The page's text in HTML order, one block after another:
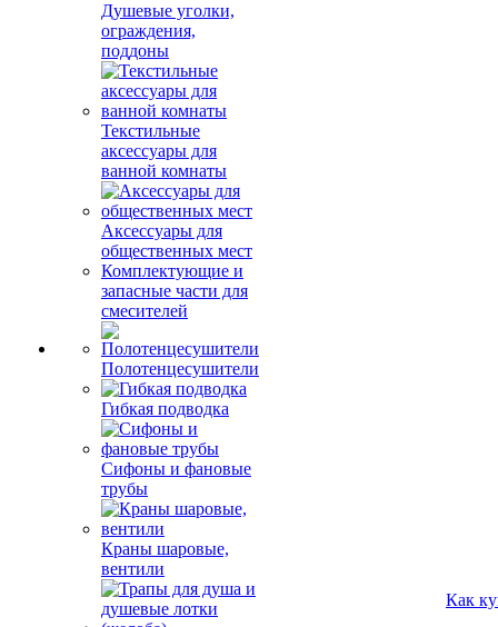
Душевые уголки,
ограждения,
поддоны
Текстильные
аксессуары для
ванной комнаты
Аксессуары для
общественных мест
Комплектующие и
запасные части для
смесителей
Полотенцесушители
Гибкая подводка
Сифоны и фановые
трубы
Краны шаровые,
вентили
Как